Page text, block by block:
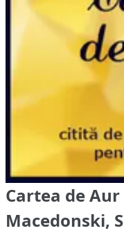
Cartea de
Macedonski,